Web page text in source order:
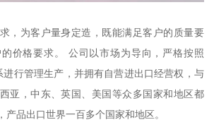
，为客户量身定造，既能满足客户的质量要
价格要求。 公司以市场为导向，严格按照
进行管理生产，并拥有自营进出口经营权，与
亚，中东、英国、美国等众多国家和地区都
产品出口世界一百多个国家和地区。